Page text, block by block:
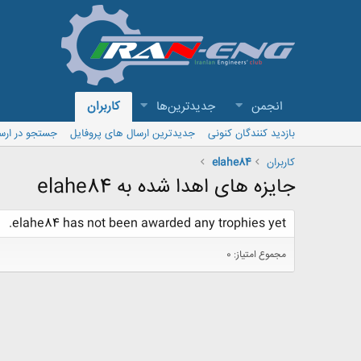
انجمن جدیدترین‌ها کاربران
بازدید کنندگان کنونی جدیدترین ارسال های پروفایل
جستجو در
کاربران
elahe84
جایزه های اهدا شده به elahe84
elahe84 has not been awarded any trophies yet.
مجموع امتیاز: 0